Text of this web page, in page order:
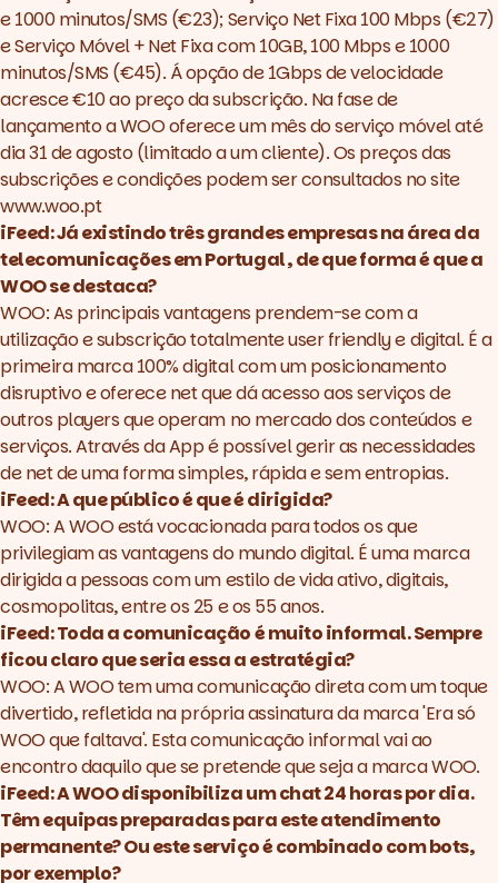
e 1000 minutos/SMS (€23); Serviço Net Fixa 100 Mbps (€27)
e Serviço Móvel + Net Fixa com 10GB, 100 Mbps e 1000
minutos/SMS (€45). Á opção de 1Gbps de velocidade
acresce €10 ao preço da subscrição. Na fase de
lançamento a WOO oferece um mês do serviço móvel até
dia 31 de agosto (limitado a um cliente). Os preços das
subscrições e condições podem ser consultados no site
www.woo.pt
iFeed: Já existindo três grandes empresas na área da
telecomunicações em Portugal, de que forma é que a
WOO se destaca?
WOO: As principais vantagens prendem-se com a
utilização e subscrição totalmente user friendly e digital. É a
primeira marca 100% digital com um posicionamento
disruptivo e oferece net que dá acesso aos serviços de
outros players que operam no mercado dos conteúdos e
serviços. Através da App é possível gerir as necessidades
de net de uma forma simples, rápida e sem entropias.
iFeed: A que público é que é dirigida?
WOO: A WOO está vocacionada para todos os que
privilegiam as vantagens do mundo digital. É uma marca
dirigida a pessoas com um estilo de vida ativo, digitais,
cosmopolitas, entre os 25 e os 55 anos.
iFeed: Toda a comunicação é muito informal. Sempre
ficou claro que seria essa a estratégia?
WOO: A WOO tem uma comunicação direta com um toque
divertido, refletida na própria assinatura da marca 'Era só
WOO que faltava'. Esta comunicação informal vai ao
encontro daquilo que se pretende que seja a marca WOO.
iFeed: A WOO disponibiliza um chat 24 horas por dia.
Têm equipas preparadas para este atendimento
permanente? Ou este serviço é combinado com bots,
por exemplo?